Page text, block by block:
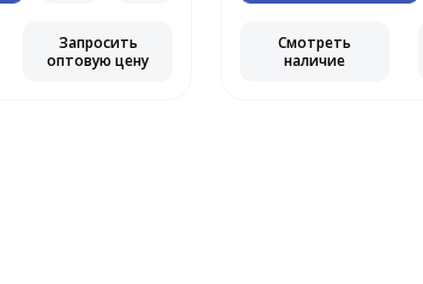
Запросить
оптовую цену
Смотреть
наличие